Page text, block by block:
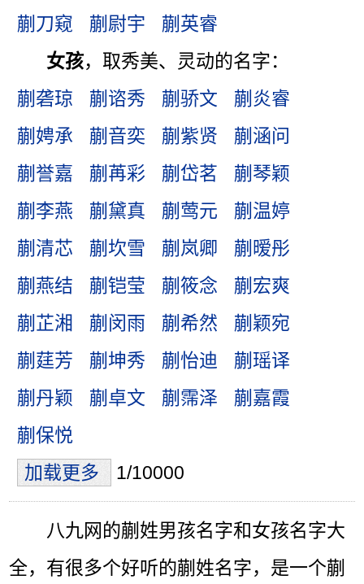
蒯刀窥
蒯尉宇
蒯英睿
女孩，取秀美、灵动的名字：
蒯砻琼
蒯谘秀 蒯骄文
蒯炎睿
蒯娉承
蒯音奕 蒯紫贤
蒯涵问
蒯誉嘉
蒯苒彩 蒯岱茗
蒯琴颖
蒯李燕
蒯黛真 蒯莺元
蒯温婷
蒯清芯
蒯坎雪 蒯岚卿
蒯暧彤
蒯燕结
蒯铠莹 蒯筱念
蒯宏爽
蒯芷湘
蒯闵雨 蒯希然
蒯颖宛
蒯莛芳
蒯坤秀 蒯怡迪
蒯瑶译
蒯丹颖
蒯卓文 蒯霈泽
蒯嘉霞
蒯保悦
加载更多
1/10000
八九网的蒯姓男孩名字和女孩名字大
全，有很多个好听的蒯姓名字，是一个蒯